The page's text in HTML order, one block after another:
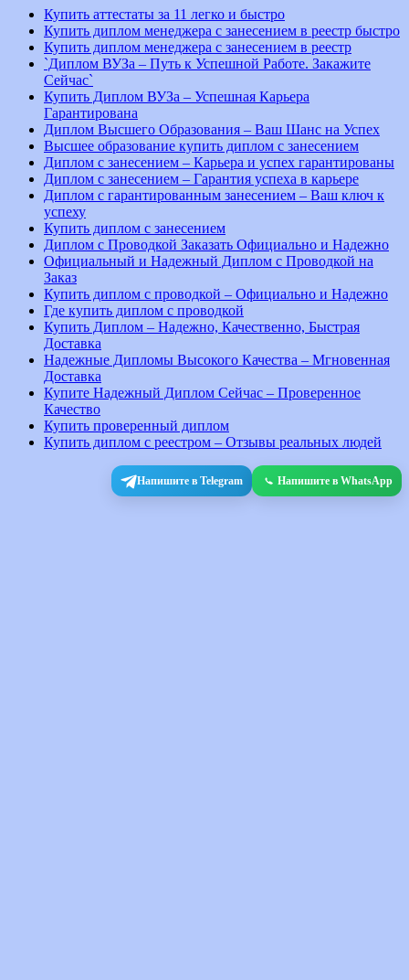
Купить аттестаты за 11 легко и быстро
Купить диплом менеджера с занесением в реестр быстро
Купить диплом менеджера с занесением в реестр
`Диплом ВУЗа – Путь к Успешной Работе. Закажите
Сейчас`
Купить Диплом ВУЗа – Успешная Карьера
Гарантирована
Диплом Высшего Образования – Ваш Шанс на Успех
Высшее образование купить диплом с занесением
Диплом с занесением – Карьера и успех гарантированы
Диплом с занесением – Гарантия успеха в карьере
Диплом с гарантированным занесением – Ваш ключ к
успеху
Купить диплом с занесением
Диплом с Проводкой Заказать Официально и Надежно
Официальный и Надежный Диплом с Проводкой на
Заказ
Купить диплом с проводкой – Официально и Надежно
Где купить диплом с проводкой
Купить Диплом – Надежно, Качественно, Быстрая
Доставка
Надежные Дипломы Высокого Качества – Мгновенная
Доставка
Купите Надежный Диплом Сейчас – Проверенное
Качество
Купить проверенный диплом
Купить диплом с реестром – Отзывы реальных людей
Напишите в Telegram Напишите в WhatsApp